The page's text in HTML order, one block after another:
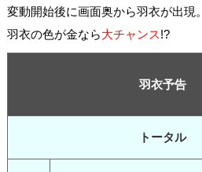
変動開始後に画面奥から羽衣が出現。
羽衣の色が金なら大チャンス!?
羽衣予告
トータル